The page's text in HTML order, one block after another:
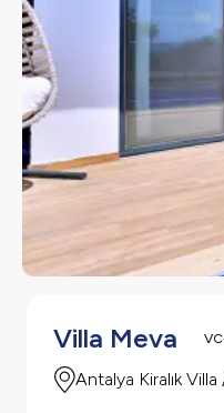
Villa Meva
Antalya Kiralık